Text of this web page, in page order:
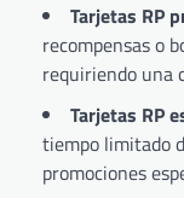
Tarjetas RP
recompensas o
requiriendo una
Tarjetas RP
tiempo limitado
promociones